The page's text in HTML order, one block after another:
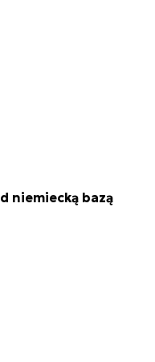
niemiecką bazą